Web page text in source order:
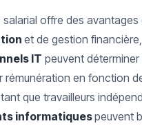
offre des avantages
et de gestion
IT peuvent déterminer
rémunération en fonction
que travailleurs
informatiquespeuvent